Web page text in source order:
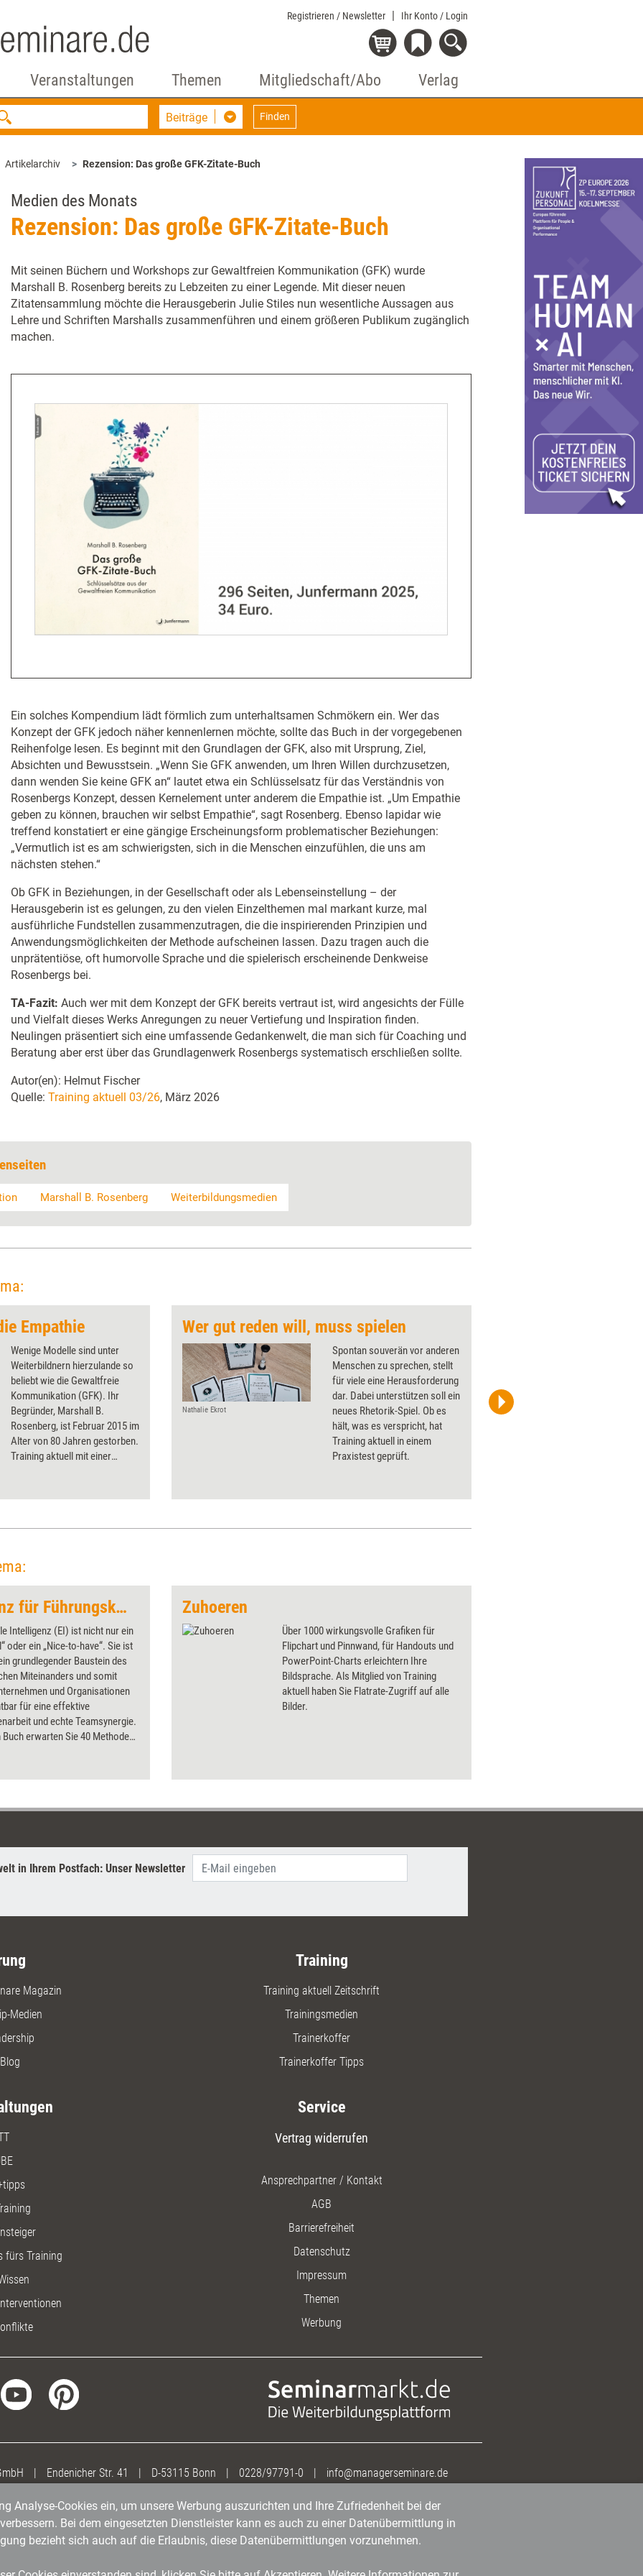
Registrieren / Newsletter Ihr Konto / Login
Veranstaltungen Themen Mitgliedschaft/Abo Verlag
Beiträge Finden
Artikelarchiv Rezension: Das große GFK-Zitate-Buch
Medien des Monats
Rezension: Das große GFK-Zitate-Buch
Mit seinen Büchern und Workshops zur Gewaltfreien Kommunikation (GFK) wurde
Marshall B. Rosenberg bereits zu Lebzeiten zu einer Legende. Mit dieser neuen
Zitatensammlung möchte die Herausgeberin Julie Stiles nun wesentliche Aussagen aus
Lehre und Schriften Marshalls zusammenführen und einem größeren Publikum zugänglich
machen.
Ein solches Kompendium lädt förmlich zum unterhaltsamen Schmökern ein. Wer das
Konzept der GFK jedoch näher kennenlernen möchte, sollte das Buch in der vorgegebenen
Reihenfolge lesen. Es beginnt mit den Grundlagen der GFK, also mit Ursprung, Ziel,
Absichten und Bewusstsein. „Wenn Sie GFK anwenden, um Ihren Willen durchzusetzen,
dann wenden Sie keine GFK an“ lautet etwa ein Schlüsselsatz für das Verständnis von
Rosenbergs Konzept, dessen Kernelement unter anderem die Empathie ist. „Um Empathie
geben zu können, brauchen wir selbst Empathie“, sagt Rosenberg. Ebenso lapidar wie
treffend konstatiert er eine gängige Erscheinungsform problematischer Beziehungen:
„Vermutlich ist es am schwierigsten, sich in die Menschen einzufühlen, die uns am
nächsten stehen.“
Ob GFK in Beziehungen, in der Gesellschaft oder als Lebenseinstellung – der
Herausgeberin ist es gelungen, zu den vielen Einzelthemen mal markant kurze, mal
ausführliche Fundstellen zusammenzutragen, die die inspirierenden Prinzipien und
Anwendungsmöglichkeiten der Methode aufscheinen lassen. Dazu tragen auch die
unprätentiöse, oft humorvolle Sprache und die spielerisch erscheinende Denkweise
Rosenbergs bei.
TA-Fazit: Auch wer mit dem Konzept der GFK bereits vertraut ist, wird angesichts der Fülle
und Vielfalt dieses Werks Anregungen zu neuer Vertiefung und Inspiration finden.
Neulingen präsentiert sich eine umfassende Gedankenwelt, die man sich für Coaching und
Beratung aber erst über das Grundlagenwerk Rosenbergs systematisch erschließen sollte.
Autor(en): Helmut Fischer
Quelle: Training aktuell 03/26, März 2026
Marshall B. Rosenberg Weiterbildungsmedien
Empathie
Wenige Modelle sind unter
Weiterbildnern hierzulande so
beliebt wie die Gewaltfreie
Kommunikation (GFK). Ihr
Begründer, Marshall B.
Rosenberg, ist Februar 2015 im
Alter von 80 Jahren gestorben.
Training aktuell mit einer
Schaffens.
Wer gut reden will, muss spielen
Nathalie Ekrot
Spontan souverän vor anderen
Menschen zu sprechen, stellt
für viele eine Herausforderung
dar. Dabei unterstützen soll ein
neues Rhetorik-Spiel. Ob es
hält, was es verspricht, hat
Training aktuell in einem
Praxistest geprüft.
Silvia Balaban
Emotionale Intelligenz für Führungskräfte & Teams
Intelligenz (EI) ist nicht nur ein
oder ein „Nice-to-have“. Sie ist
grundlegender Baustein des
Miteinanders und somit
und Organisationen
für eine effektive
und echte Teamsynergie.
Buch erwarten Sie 40 Methoden
und Erfordernisse im
und Ansätze aus der agilen
Selbstregulation,
und Workshops, den EQ von
Zuhoeren
Über 1000 wirkungsvolle Grafiken für
Flipchart und Pinnwand, für Handouts und
PowerPoint-Charts erleichtern Ihre
Bildsprache. Als Mitglied von Training
aktuell haben Sie Flatrate-Zugriff auf alle
Bilder.
in Ihrem Postfach: Unser Newsletter
Magazin
Medien
Training
Training aktuell Zeitschrift
Trainingsmedien
Trainerkoffer
Trainerkoffer Tipps
fürs Training
Service
Vertrag widerrufen
Ansprechpartner / Kontakt
AGB
Barrierefreiheit
Datenschutz
Impressum
Themen
Werbung
| Endenicher Str. 41 | D-53115 Bonn | 0228/97791-0 | info@managerseminare.de
Analyse-Cookies ein, um unsere Werbung auszurichten und Ihre Zufriedenheit bei der
Bei dem eingesetzten Dienstleister kann es auch zu einer Datenübermittlung in
bezieht sich auch auf die Erlaubnis, diese Datenübermittlungen vorzunehmen.